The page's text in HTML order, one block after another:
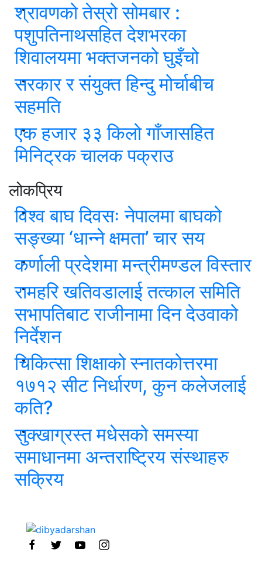
श्रावणको तेस्रो सोमबार :
पशुपतिनाथसहित देशभरका
शिवालयमा भक्तजनको घुइँचो
सरकार र संयुक्त हिन्दु मोर्चाबीच
सहमति
एक हजार ३३ किलो गाँजासहित
मिनिट्रक चालक पक्राउ
लोकप्रिय
विश्व बाघ दिवसः नेपालमा बाघको
सङ्ख्या ‘धान्ने क्षमता’ चार सय
कर्णाली प्रदेशमा मन्त्रीमण्डल विस्तार
रामहरि खतिवडालाई तत्काल समिति
सभापतिबाट राजीनामा दिन देउवाको
निर्देशन
चिकित्सा शिक्षाको स्नातकोत्तरमा
१७१२ सीट निर्धारण, कुन कलेजलाई
कति?
सुक्खाग्रस्त मधेसको समस्या
समाधानमा अन्तराष्ट्रिय संस्थाहरु
सक्रिय